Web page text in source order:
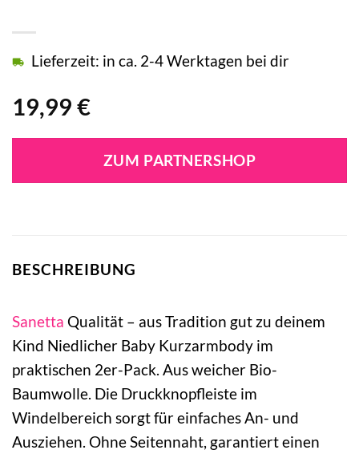
19,99 €
Lieferzeit: in ca. 2-4 Werktagen bei dir
ZUM PARTNERSHOP
BESCHREIBUNG
Sanetta Qualität – aus Tradition gut zu deinem
Kind Niedlicher Baby Kurzarmbody im
praktischen 2er-Pack. Aus weicher Bio-
Baumwolle. Die Druckknopfleiste im
Windelbereich sorgt für einfaches An- und
Ausziehen. Ohne Seitennaht, garantiert einen